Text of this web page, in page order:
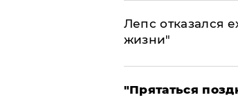
Лепс отказался
жизни"
"Прятаться